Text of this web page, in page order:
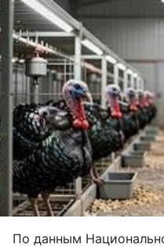
По данным